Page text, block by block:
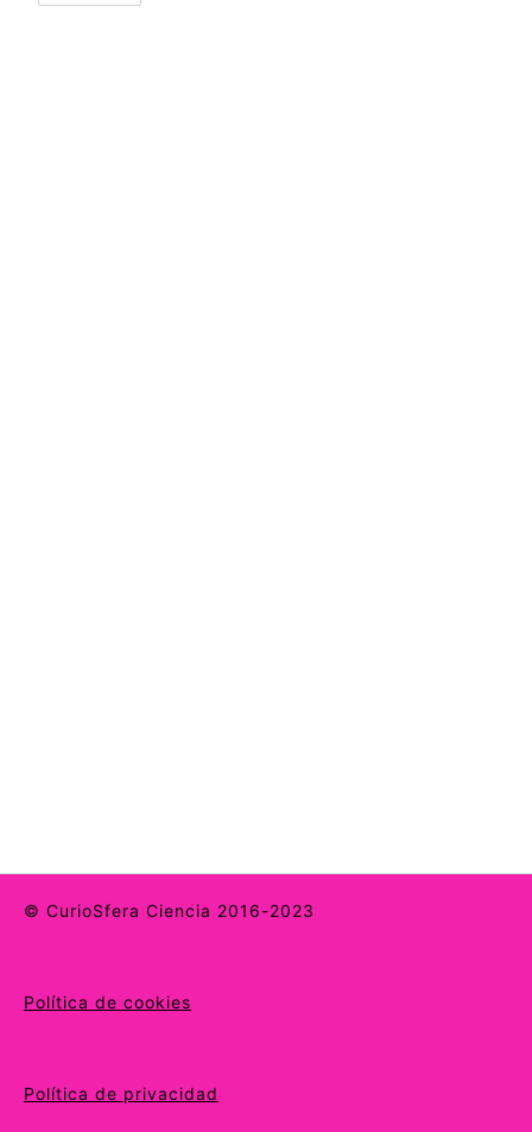
© CurioSfera Ciencia 2016-2023
Política de cookies
Política de privacidad